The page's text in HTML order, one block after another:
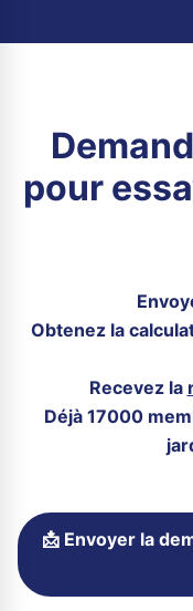
pour
Obtenez la
Recevez la
Déjà 17000
📩 Envoyer la